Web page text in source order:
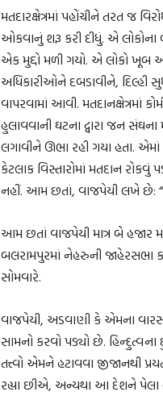
મતદારક્ષેત્રમાં પહોંચીને તરત જ
ઓકવાનું શરૂ કરી દીધું. એ
એક મુદ્દો મળી ગયો. એ લોકો ખૂબ
અધિકારીઓને દબડાવીને, દિલ્હી
વાપરવામાં આવી. મતદાનક્ષેત્રમાં
હુલાવવાની ઘટના દ્વારા જન
લગાવીને ઊભા રહી ગયા હતા. એમાં
કેટલાક વિસ્તારોમાં મતદાન રોકવું
નહીં. આમ છતાં, વાજપેયી લખે છે:
આમ છતાં વાજપેયી માત્ર બે હજાર
બલરામપુરમાં નેહરુની જાહેરસભા
સોમવારે.
વાજપેયી, અડવાણી કે એમના
સામનો કરવો પડ્યો છે.
તત્ત્વો એમને હટાવવા જીજાનથી
રહ્યા છીએ, અન્યથા આ દેશને પેલા